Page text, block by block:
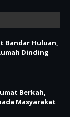
Bandar Huluan,
Dinding
Berkah,
Masyarakat